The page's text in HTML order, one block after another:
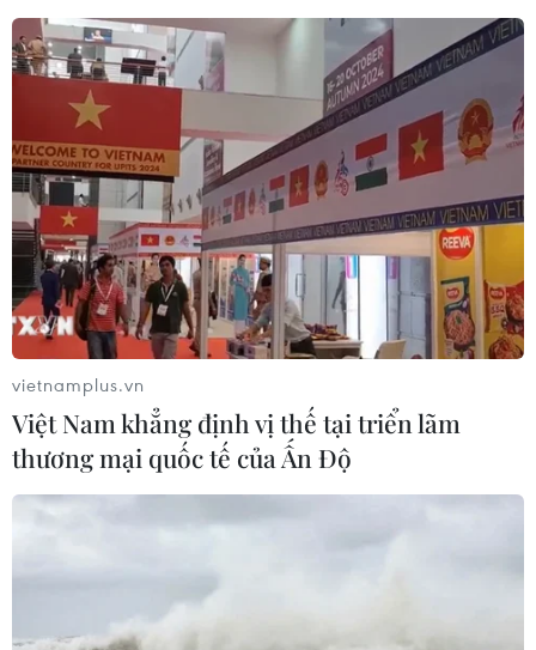
vietnamplus.vn
Việt Nam khẳng định vị thế tại triển lãm
thương mại quốc tế của Ấn Độ